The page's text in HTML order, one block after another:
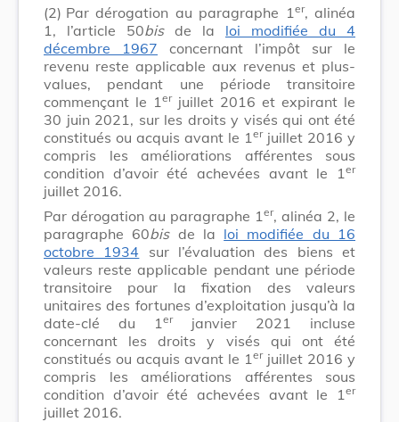
(2) Par dérogation au paragraphe 1 er, alinéa
1, l’article 50bisde la loi modifiée du 4
décembre 1967 concernant l’impôt sur le
revenu reste applicable aux revenus et plus-
values, pendant une période transitoire
commençant le 1 erjuillet 2016 et expirant le
30 juin 2021, sur les droits y visés qui ont été
constitués ou acquis avant le 1 erjuillet 2016 y
compris les améliorations afférentes sous
condition d’avoir été achevées avant le 1 er
juillet 2016.
Par dérogation au paragraphe 1 er, alinéa 2, le
paragraphe 60bisde la loi modifiée du 16
octobre 1934 sur l’évaluation des biens et
valeurs reste applicable pendant une période
transitoire pour la fixation des valeurs
unitaires des fortunes d’exploitation jusqu’à la
date-clé du 1 erjanvier 2021 incluse
concernant les droits y visés qui ont été
constitués ou acquis avant le 1 erjuillet 2016 y
compris les améliorations afférentes sous
condition d’avoir été achevées avant le 1 er
juillet 2016.